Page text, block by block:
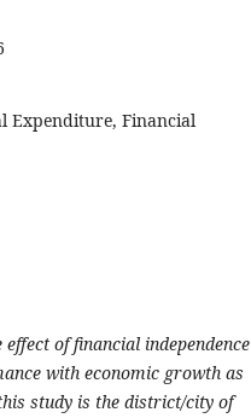
Expenditure, Financial
of financial independence
with economic growth as
study is the district/city of